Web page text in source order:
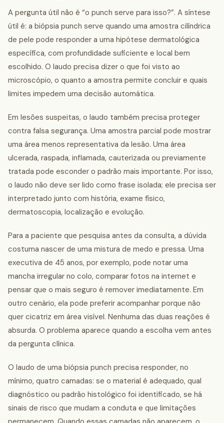
A pergunta útil não é “o punch serve para isso?”. A síntese
útil é: a biópsia punch serve quando uma amostra cilíndrica
de pele pode responder a uma hipótese dermatológica
específica, com profundidade suficiente e local bem
escolhido. O laudo precisa dizer o que foi visto ao
microscópio, o quanto a amostra permite concluir e quais
limites impedem uma decisão automática.
Em lesões suspeitas, o laudo também precisa proteger
contra falsa segurança. Uma amostra parcial pode mostrar
uma área menos representativa da lesão. Uma área
ulcerada, raspada, inflamada, cauterizada ou previamente
tratada pode esconder o padrão mais importante. Por isso,
o laudo não deve ser lido como frase isolada; ele precisa ser
interpretado junto com história, exame físico,
dermatoscopia, localização e evolução.
Para a paciente que pesquisa antes da consulta, a dúvida
costuma nascer de uma mistura de medo e pressa. Uma
executiva de 45 anos, por exemplo, pode notar uma
mancha irregular no colo, comparar fotos na internet e
pensar que o mais seguro é remover imediatamente. Em
outro cenário, ela pode preferir acompanhar porque não
quer cicatriz em área visível. Nenhuma das duas reações é
absurda. O problema aparece quando a escolha vem antes
da pergunta clínica.
O laudo de uma biópsia punch precisa responder, no
mínimo, quatro camadas: se o material é adequado, qual
diagnóstico ou padrão histológico foi identificado, se há
sinais de risco que mudam a conduta e que limitações